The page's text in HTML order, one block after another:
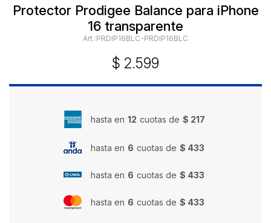
Protector Prodigee Balance para iPhone
16 transparente
PRDIP16BLC-PRDIP16BLC
$ 2.599
hasta en 12 cuotas de $ 217
hasta en 6 cuotas de $ 433
hasta en 6 cuotas de $ 433
hasta en 6 cuotas de $ 433